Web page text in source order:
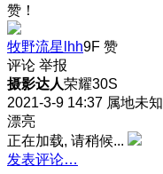
赞！
牧野流星lhh9F 赞
评论 举报
摄影达人荣耀30S
2021-3-9 14:37 属地未知
漂亮
正在加载, 请稍候...
发表评论…